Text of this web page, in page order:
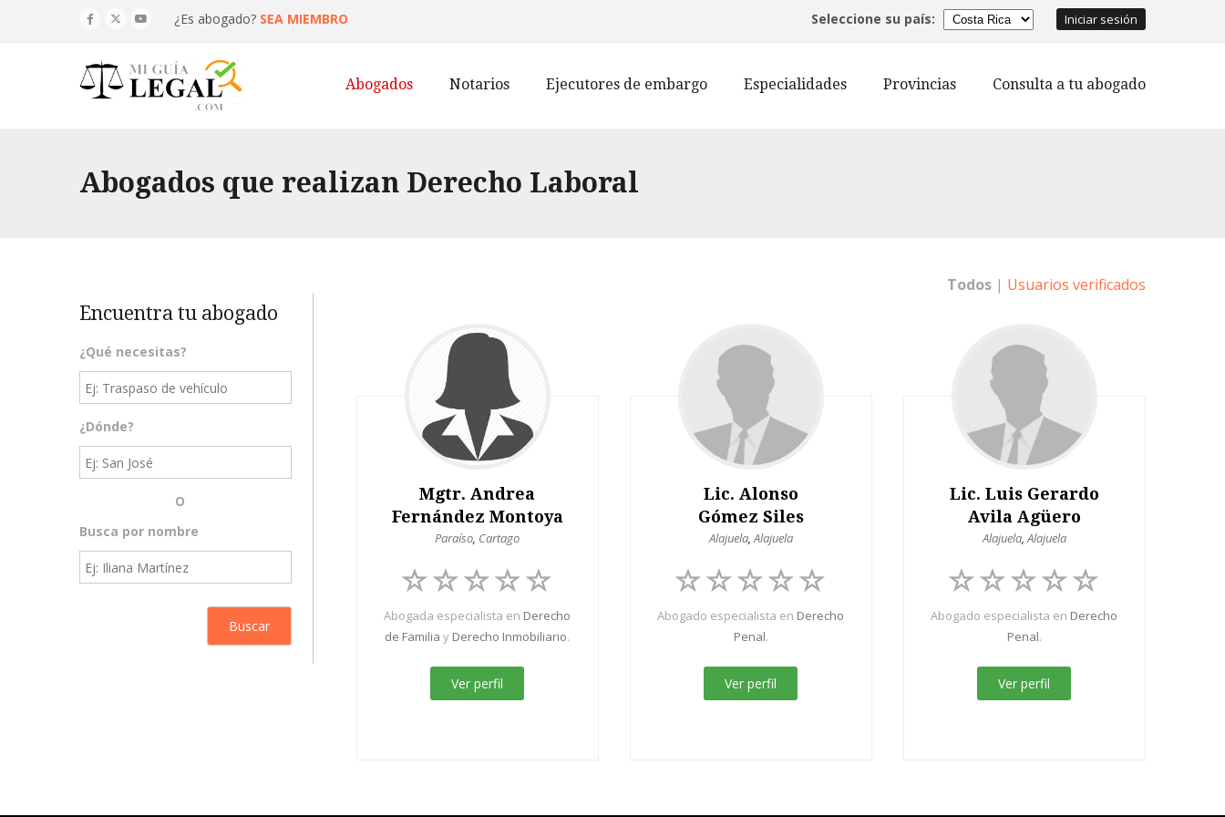
¿Es abogado? SEA MIEMBRO Iniciar sesión
Seleccione su país:
Abogados Notarios Ejecutores de embargo Especialidades Provincias Consulta a tu abogado
Abogados que realizan Derecho Laboral
Encuentra tu abogado
¿Qué necesitas?
¿Dónde?
O
Busca por nombre
Todos| Usuarios verificados
Mgtr. Andrea
Fernández Montoya
Paraíso, Cartago
Abogada especialista en Derecho
de Familia y Derecho Inmobiliario.
Ver perfil
Lic. Alonso
Gómez Siles
Alajuela,Alajuela
Abogado especialista en Derecho
Penal.
Ver perfil
Lic. Luis Gerardo
Avila Agüero
Alajuela,Alajuela
Abogado especialista en Derecho
Penal.
Ver perfil